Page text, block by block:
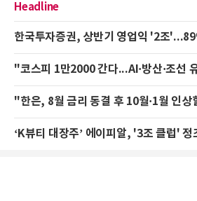
Headline
한국투자증권, 상반기 영업익 '2조
"코스피 1만2000 간다...AI·방산·조선
"한은, 8월 금리 동결 후 10월·1월 인상
‘K뷰티 대장주’ 에이피알, '3조 클럽' 정